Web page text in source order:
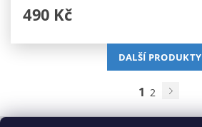
490 Kč
DALŠÍ PRODUKTY
1 2